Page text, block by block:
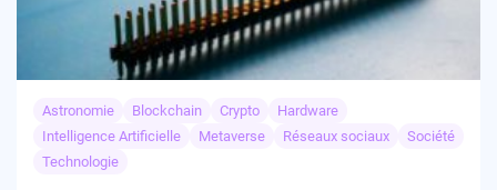
Astronomie Blockchain Crypto
Hardware
Intelligence Artificielle
Metaverse Réseaux sociaux
Société
Technologie